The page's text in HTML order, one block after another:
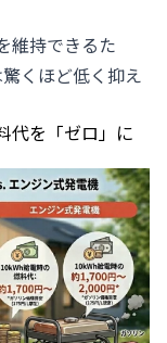
維持できるた
くほど低く抑え
代を「ゼロ」に